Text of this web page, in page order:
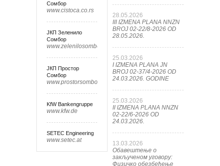
Сомбор
www.cistoca.co.rs
ЈКП Зеленило
Сомбор
www.zelenilosombor.co.rs
ЈКП Простор
Сомбор
www.prostorsombor.rs
KfW Bankengruppe
www.kfw.de
SETEC Engineering
www.setec.at
28.05.2026
III IZMENA PLANA NNZN
BROJ 02-22/8-2026 OD
28.05.2026.
25.03.2026
I IZMENA PLANA JN
BROJ 02-37/4-2026 OD
24.03.2026. GODINE
25.03.2026
II IZMENA PLANA NNZN
02-22/6-2026 OD
24.03.2026.
13.03.2026
Обавештење о
закљученом уговору:
Физичко обезбеђење